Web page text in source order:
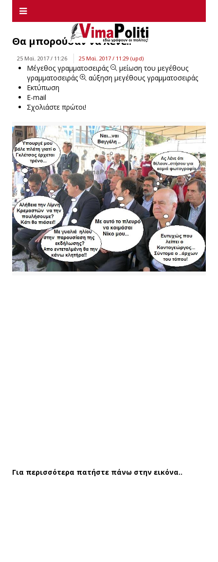
Θα μπορούσαν να λένε..
25 Μαϊ. 2017 / 11:26 25 Μαϊ. 2017 / 11:29 (upd)
Μέγεθος γραμματοσειράς
μείωση του μεγέθους
γραμματοσειράς
αύξηση μεγέθους γραμματοσειράς
Εκτύπωση
E-mail
Σχολιάστε πρώτοι!
Για περισσότερα πατήστε πάνω στην εικόνα..